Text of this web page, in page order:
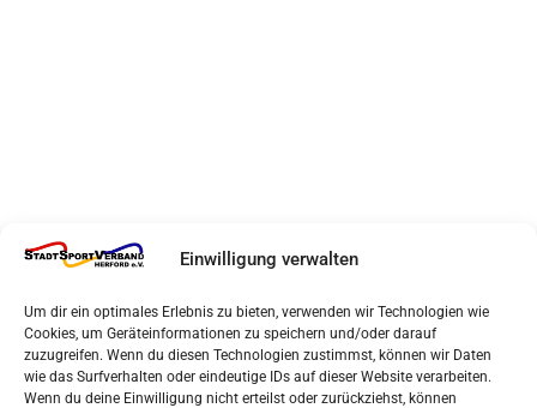
Einwilligung verwalten
Um dir ein optimales Erlebnis zu bieten, verwenden wir Technologien wie
Cookies, um Geräteinformationen zu speichern und/oder darauf
zuzugreifen. Wenn du diesen Technologien zustimmst, können wir Daten
wie das Surfverhalten oder eindeutige IDs auf dieser Website verarbeiten.
Wenn du deine Einwilligung nicht erteilst oder zurückziehst, können